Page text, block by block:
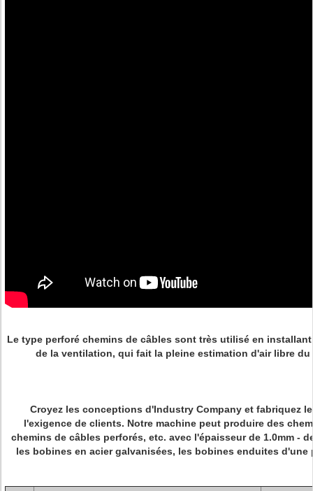
Le type perforé chemins de câbles sont très utilisé en
de la ventilation, qui fait la pleine estimation d'air libre
Croyez les conceptions d'Industry Company et fabriquez
l'exigence de clients. Notre machine peut produire des
chemins de câbles perforés, etc. avec l'épaisseur de 1.0mm -
les bobines en acier galvanisées, les bobines enduites